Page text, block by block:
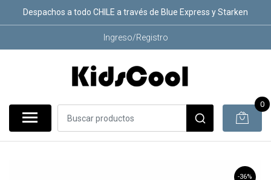
Despachos a todo CHILE a través de Blue Express y Starken
Ingreso/Registro
0
-36%